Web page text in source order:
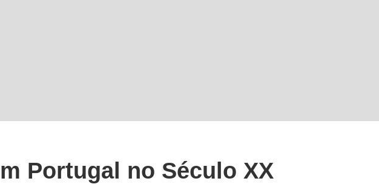
Portugal no Século XX